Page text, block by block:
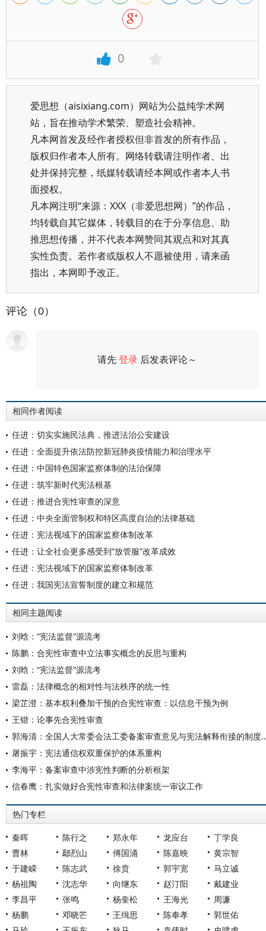
0
爱思想（aisixiang.com）网站为公益纯学术网
站，旨在推动学术繁荣、塑造社会精神。
凡本网首发及经作者授权但非首发的所有作品，
版权归作者本人所有。网络转载请注明作者、出
处并保持完整，纸媒转载请经本网或作者本人书
面授权。
凡本网注明“来源：XXX（非爱思想网）”的作品，
均转载自其它媒体，转载目的在于分享信息、助
推思想传播，并不代表本网赞同其观点和对其真
实性负责。若作者或版权人不愿被使用，请来函
指出，本网即予改正。
评论（0）
请先登录 后发表评论～
相同作者阅读
任进：切实实施民法典，推进法治公安建设
任进：全面提升依法防控新冠肺炎疫情能力和治理水平
任进：中国特色国家监察体制的法治保障
任进：筑牢新时代宪法根基
任进：推进合宪性审查的深意
任进：中央全面管制权和特区高度自治的法律基础
任进：宪法视域下的国家监察体制改革
任进：让全社会更多感受到“放管服”改革成效
任进：宪法视域下的国家监察体制改革
任进：我国宪法宣誓制度的建立和规范
相同主题阅读
刘晗：“宪法监督”源流考
陈鹏：合宪性审查中立法事实概念的反思与重构
刘晗：“宪法监督”源流考
雷磊：法律概念的相对性与法秩序的统一性
梁芷澄：基本权利叠加干预的合宪性审查：以信息干预为例
王锴：论事先合宪性审查
郭海清：全国人大常委会法工
屠振宇：宪法通信权双重保护的体系重构
李海平：备案审查中涉宪性判断的分析框架
信春鹰：扎实做好合宪性审查和法律案统一审议工作
热门专栏
秦晖 陈行之 郑永年 龙应台
丁学良
曹林
鄢烈山 傅国涌 陈嘉映
黄宗智
于建嵘
陈志武 徐贲 郭宇宽
马立诚
杨祖陶
沈志华 向继东 赵汀阳
戴建业
李昌平
张鸣 杨奎松 王海光
周濂
杨鹏
邓晓芒 王缉思 陈奉孝
郭世佑